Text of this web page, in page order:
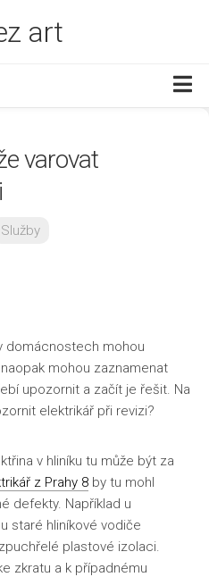
art
varovat
Služby
domácnostech mohou
mohou zaznamenat
upozornit a začít je řešit. Na
elektrikář při revizi?
v hliníku tu může být za
z Prahy 8 by tu mohl
defekty. Například u
staré hliníkové vodiče
plastové izolaci.
zkratu a k případnému